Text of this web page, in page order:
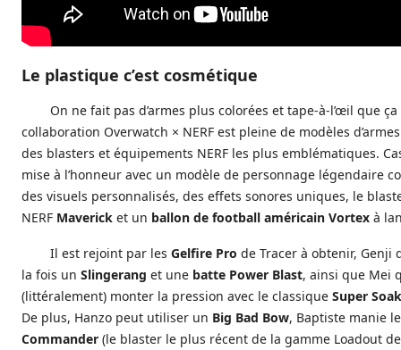
Le plastique c’est cosmétique
On ne fait pas d’armes plus colorées et tape-à-l’œil que ça
collaboration Overwatch × NERF est pleine de modèles
des blasters et équipements NERF les plus emblématiques.
mise à l’honneur avec un modèle de personnage légendaire
des visuels personnalisés, des effets sonores uniques, le
NERF Maverick et un ballon de football américain Vortex à
Il est rejoint par les Gelfire Pro de Tracer à obtenir, Genji
la fois un Slingerang et une batte Power Blast, ainsi que Mei
(littéralement) monter la pression avec le classique Super
De plus, Hanzo peut utiliser un Big Bad Bow, Baptiste manie
Commander (le blaster le plus récent de la gamme Loadout de